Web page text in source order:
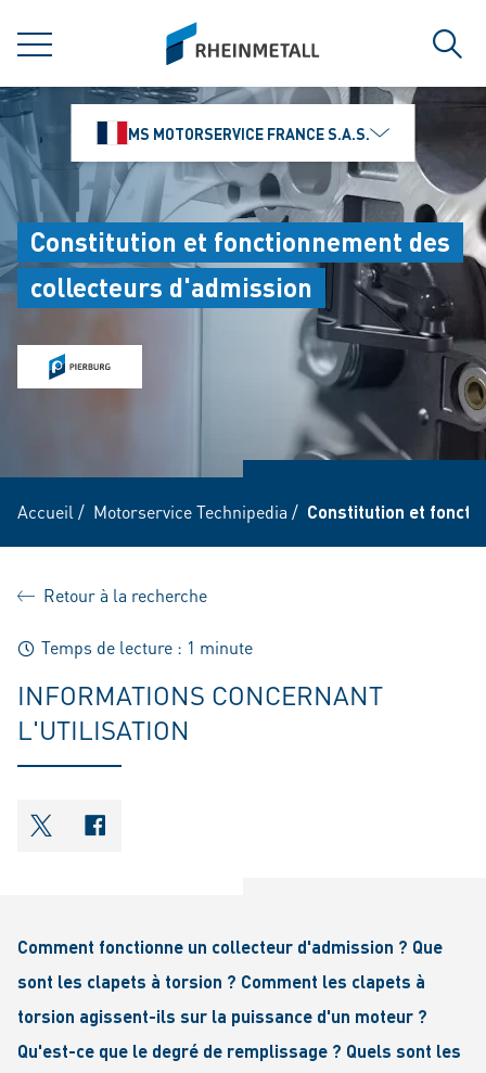
MENU
siteLogo
MS MOTORSERVICE FRANCE S.A.S.
Constitution et fonctionnement des
collecteurs d'admission
Accueil / Motorservice Technipedia / Constitution et
Retour à la recherche
Temps de lecture : 1 minute
INFORMATIONS CONCERNANT
L'UTILISATION
shareOntwitter
shareOnfacebook
Comment fonctionne un collecteur d'admission ? Que
sont les clapets à torsion ? Comment les clapets à
torsion agissent-ils sur la puissance d'un moteur ?
Qu'est-ce que le degré de remplissage ? Quels sont les